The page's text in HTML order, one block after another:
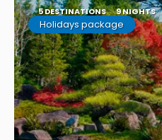
5 DESTINATIONS 9 NIGHTS
Holidays package